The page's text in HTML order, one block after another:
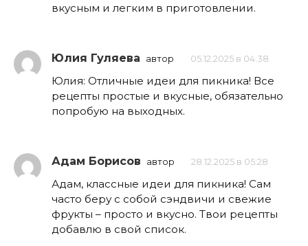
вкусным и легким в приготовлении.
Юлия Гуляева автор 05.12.2025 в 04:38
Юлия: Отличные идеи для пикника! Все
рецепты простые и вкусные, обязательно
попробую на выходных.
Адам Борисов автор 28.12.2025 в 05:28
Адам, классные идеи для пикника! Сам
часто беру с собой сэндвичи и свежие
фрукты – просто и вкусно. Твои рецепты
добавлю в свой список.